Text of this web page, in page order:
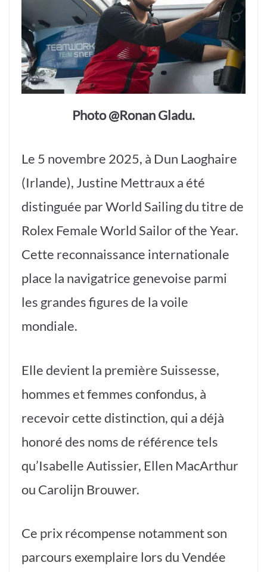
Photo @Ronan Gladu.
Le 5 novembre 2025, à Dun Laoghaire
(Irlande), Justine Mettraux a été
distinguée par World Sailing du titre de
Rolex Female World Sailor of the Year.
Cette reconnaissance internationale
place la navigatrice genevoise parmi
les grandes figures de la voile
mondiale.
Elle devient la première Suissesse,
hommes et femmes confondus, à
recevoir cette distinction, qui a déjà
honoré des noms de référence tels
qu’Isabelle Autissier, Ellen MacArthur
ou Carolijn Brouwer.
Ce prix récompense notamment son
parcours exemplaire lors du Vendée